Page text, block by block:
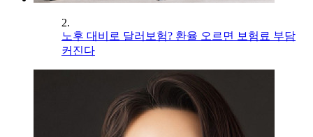
2.
노후 대비로 달러보험? 환율 오르면 보험료 부담
커진다